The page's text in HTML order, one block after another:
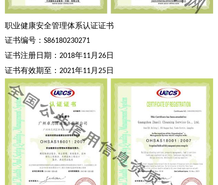
职业健康安全管理体系认证证书
证书编号：S86180230271
证书注册日期： 2018年11月 26日
证书有效期至： 2021年11月 25日